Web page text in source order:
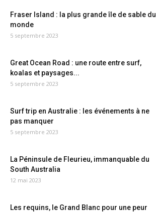
Fraser Island : la plus grande île de sable du
monde
5 septembre 2023
Great Ocean Road : une route entre surf,
koalas et paysages...
5 septembre 2023
Surf trip en Australie : les événements à ne
pas manquer
5 septembre 2023
La Péninsule de Fleurieu, immanquable du
South Australia
12 mai 2023
Les requins, le Grand Blanc pour une peur